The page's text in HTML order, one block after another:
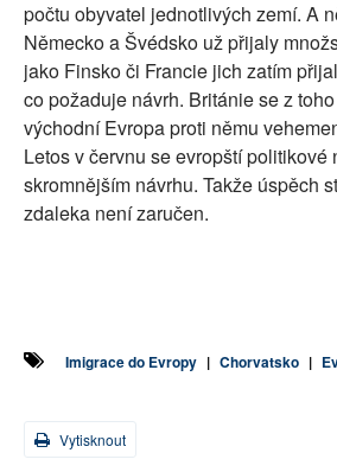
počtu obyvatel jednotlivých zemí. A
Německo a Švédsko už přijaly
jako Finsko či Francie jich zatím
co požaduje návrh. Británie se z
východní Evropa proti němu
Letos v červnu se evropští
skromnějším návrhu. Takže úspěch
zdaleka není zaručen.
Imigrace do Evropy | Chorvatsko |
Vytisknout